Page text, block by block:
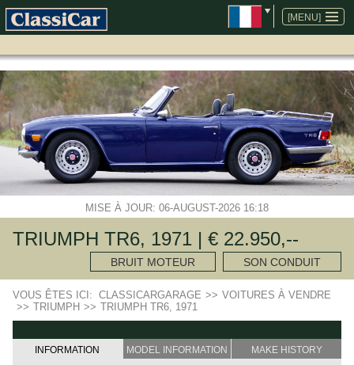
[MENU]
ALLER
AU
CONTENU
MISE À JOUR: 06-AUGUST-2026 16:18
TRIUMPH TR6, 1971 | € 22.950,--
BRUIT MOTEUR SON CONDUIT
VOUS ÊTES ICI: CLASSICARGARAGE >> VOITURES À VENDRE
>> TRIUMPH >> TRIUMPH TR6, 1971
INFORMATION MODEL INFORMATION MAKE HISTORY